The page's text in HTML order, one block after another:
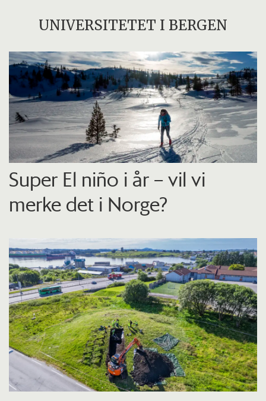
UNIVERSITETET I BERGEN
Super El niño i år – vil vi
merke det i Norge?